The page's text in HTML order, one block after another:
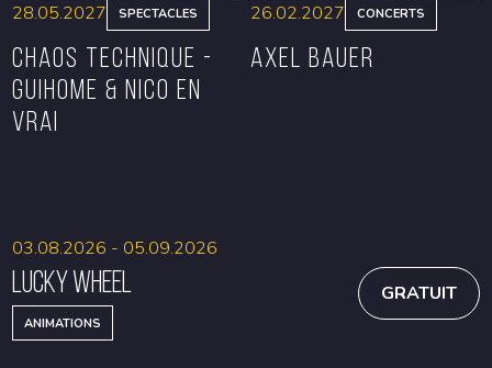
28.05.2027 SPECTACLES
CHAOS TECHNIQUE -
GUIHOME & NICO EN
VRAI
26.02.2027 CONCERTS
Axel Bauer
Lucky Wheel
ANIMATIONS
03.08.2026 - 05.09.2026
GRATUIT